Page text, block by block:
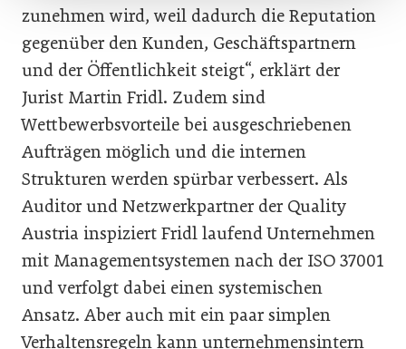
zunehmen wird, weil dadurch die Reputation
gegenüber den Kunden, Geschäftspartnern
und der Öffentlichkeit steigt“, erklärt der
Jurist Martin Fridl. Zudem sind
Wettbewerbsvorteile bei ausgeschriebenen
Aufträgen möglich und die internen
Strukturen werden spürbar verbessert. Als
Auditor und Netzwerkpartner der Quality
Austria inspiziert Fridl laufend Unternehmen
mit Managementsystemen nach der ISO 37001
und verfolgt dabei einen systemischen
Ansatz. Aber auch mit ein paar simplen
Verhaltensregeln kann unternehmensintern